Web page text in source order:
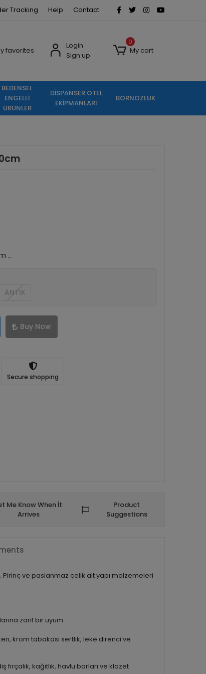
Tracking Help Contact
favorites
Login
Sign up
0
My cart
BEDENSEL
ENGELLİ
ÜRÜNLER
DİSPANSER OTEL
EKİPMANLARI
BORNOZLUK
..
ANTİK
Buy Now
Secure shopping
Me Know When İt
Arrives
Product
Suggestions
Pirinç ve paslanmaz çelik alt yapı malzemeleri
zarif bir uyum
krom tabakası sertlik, leke direnci ve
kağıtlık, havlu barları ve klozet